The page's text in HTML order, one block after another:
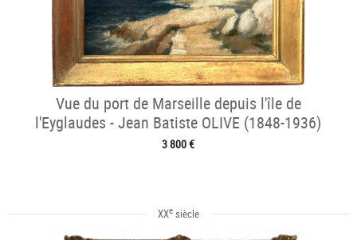
Vue du port de Marseille depuis l'île de
l'Eyglaudes - Jean Batiste OLIVE (1848-1936)
3 800 €
XXesiècle